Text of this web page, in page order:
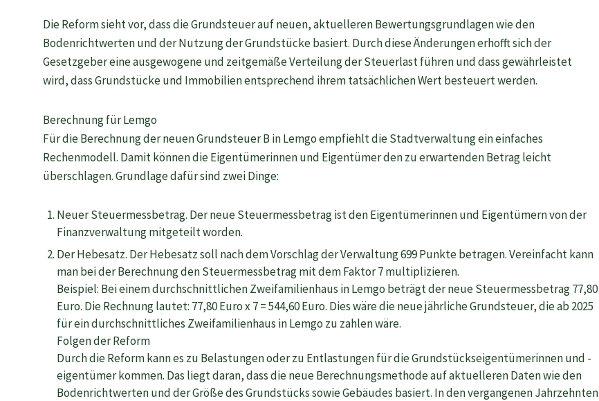
Die Reform sieht vor, dass die Grundsteuer auf neuen, aktuelleren Bewertungsgrundlagen wie den
Bodenrichtwerten und der Nutzung der Grundstücke basiert. Durch diese Änderungen erhofft sich der
Gesetzgeber eine ausgewogene und zeitgemäße Verteilung der Steuerlast führen und dass gewährleistet
wird, dass Grundstücke und Immobilien entsprechend ihrem tatsächlichen Wert besteuert werden.
Berechnung für Lemgo
Für die Berechnung der neuen Grundsteuer B in Lemgo empfiehlt die Stadtverwaltung ein einfaches
Rechenmodell. Damit können die Eigentümerinnen und Eigentümer den zu erwartenden Betrag leicht
überschlagen. Grundlage dafür sind zwei Dinge:
Neuer Steuermessbetrag. Der neue Steuermessbetrag ist den Eigentümerinnen und Eigentümern von der
Finanzverwaltung mitgeteilt worden.
Der Hebesatz. Der Hebesatz soll nach dem Vorschlag der Verwaltung 699 Punkte betragen. Vereinfacht kann
man bei der Berechnung den Steuermessbetrag mit dem Faktor 7 multiplizieren.
Beispiel: Bei einem durchschnittlichen Zweifamilienhaus in Lemgo beträgt der neue Steuermessbetrag 77,80
Euro. Die Rechnung lautet: 77,80 Euro x 7 = 544,60 Euro. Dies wäre die neue jährliche Grundsteuer, die ab 2025
für ein durchschnittliches Zweifamilienhaus in Lemgo zu zahlen wäre.
Folgen der Reform
Durch die Reform kann es zu Belastungen oder zu Entlastungen für die Grundstückseigentümerinnen und -
eigentümer kommen. Das liegt daran, dass die neue Berechnungsmethode auf aktuelleren Daten wie den
Bodenrichtwerten und der Größe des Grundstücks sowie Gebäudes basiert. In den vergangenen Jahrzehnten